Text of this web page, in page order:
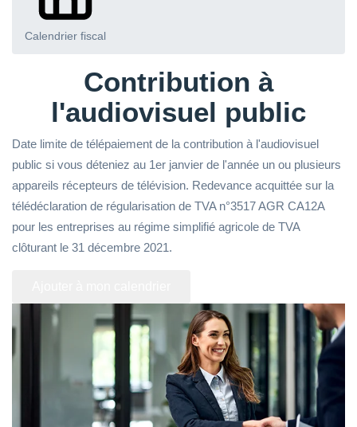
Calendrier fiscal
Contribution à
l'audiovisuel public
Date limite de télépaiement de la contribution à l'audiovisuel
public si vous déteniez au 1er janvier de l'année un ou plusieurs
appareils récepteurs de télévision. Redevance acquittée sur la
télédéclaration de régularisation de TVA n°3517 AGR CA12A
pour les entreprises au régime simplifié agricole de TVA
clôturant le 31 décembre 2021.